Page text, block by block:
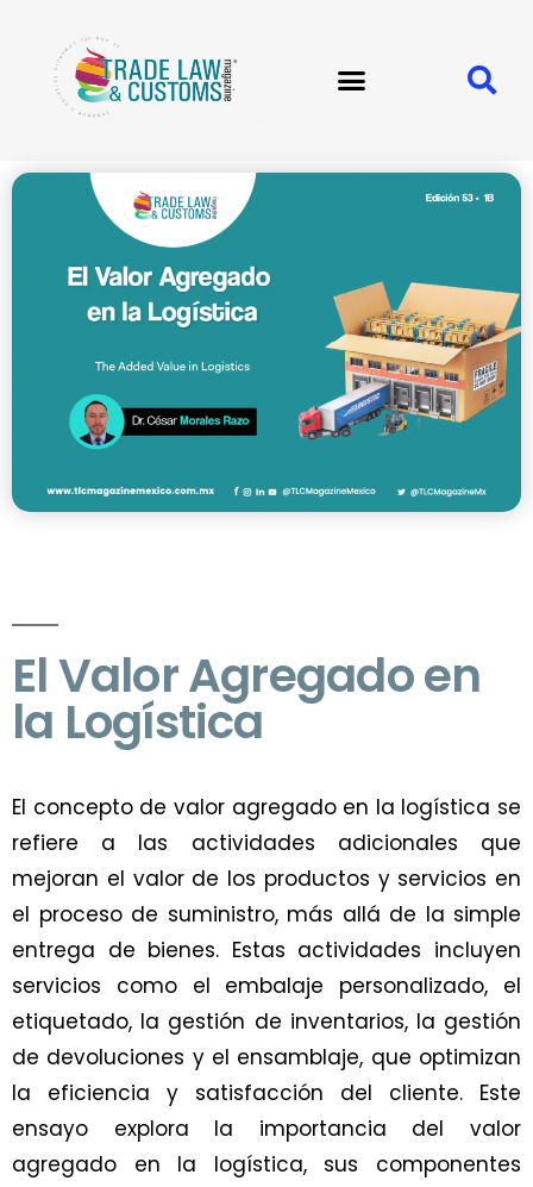
El Valor Agregado en
la Logística
El concepto de valor agregado en la logística se
refiere a las actividades adicionales que
mejoran el valor de los productos y servicios en
el proceso de suministro, más allá de la simple
entrega de bienes. Estas actividades incluyen
servicios como el embalaje personalizado, el
etiquetado, la gestión de inventarios, la gestión
de devoluciones y el ensamblaje, que optimizan
la eficiencia y satisfacción del cliente. Este
ensayo explora la importancia del valor
agregado en la logística, sus componentes